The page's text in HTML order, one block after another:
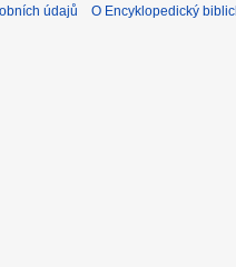
údajů O Encyklopedický